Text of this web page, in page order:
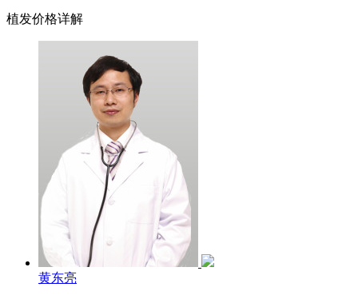
植发价格详解
黄东亮